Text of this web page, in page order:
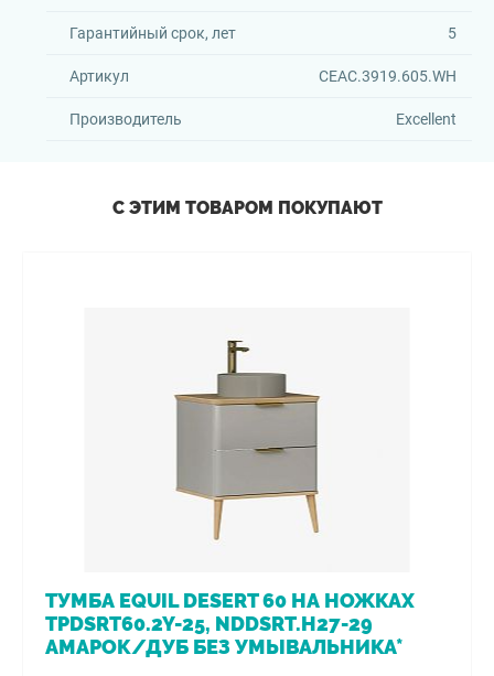
Гарантийный срок, лет 5
Артикул CEAC.3919.605.WH
Производитель Excellent
С ЭТИМ ТОВАРОМ ПОКУПАЮТ
ТУМБА EQUIL DESERT 60 НА НОЖКАХ
TPDSRT60.2Y-25, NDDSRT.H27-29
АМАРОК/ДУБ БЕЗ УМЫВАЛЬНИКА*